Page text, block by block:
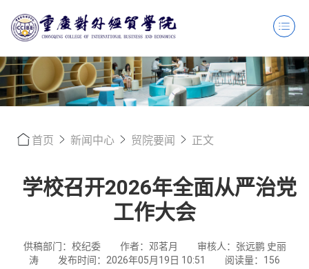
首页 新闻中心 贸院要闻 正文
学校召开2026年全面从严治党
工作大会
供稿部门：校纪委 作者：邓茗月
审核人：张远鹏 史丽
涛
发布时间：2026年05月19日 10:51 阅读量： 156